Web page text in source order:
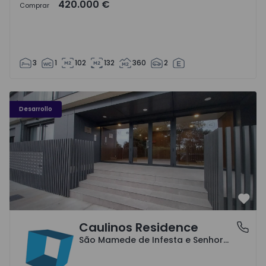
Comprar 420.000 €
3 1 102 132 360 2
Desarrollo
Caulinos Residence - 1
São Mamede de Infesta e Senhora da Hora, Porto
Caulinos Residence
São Mamede de Infesta e Senhora da Hora, Porto